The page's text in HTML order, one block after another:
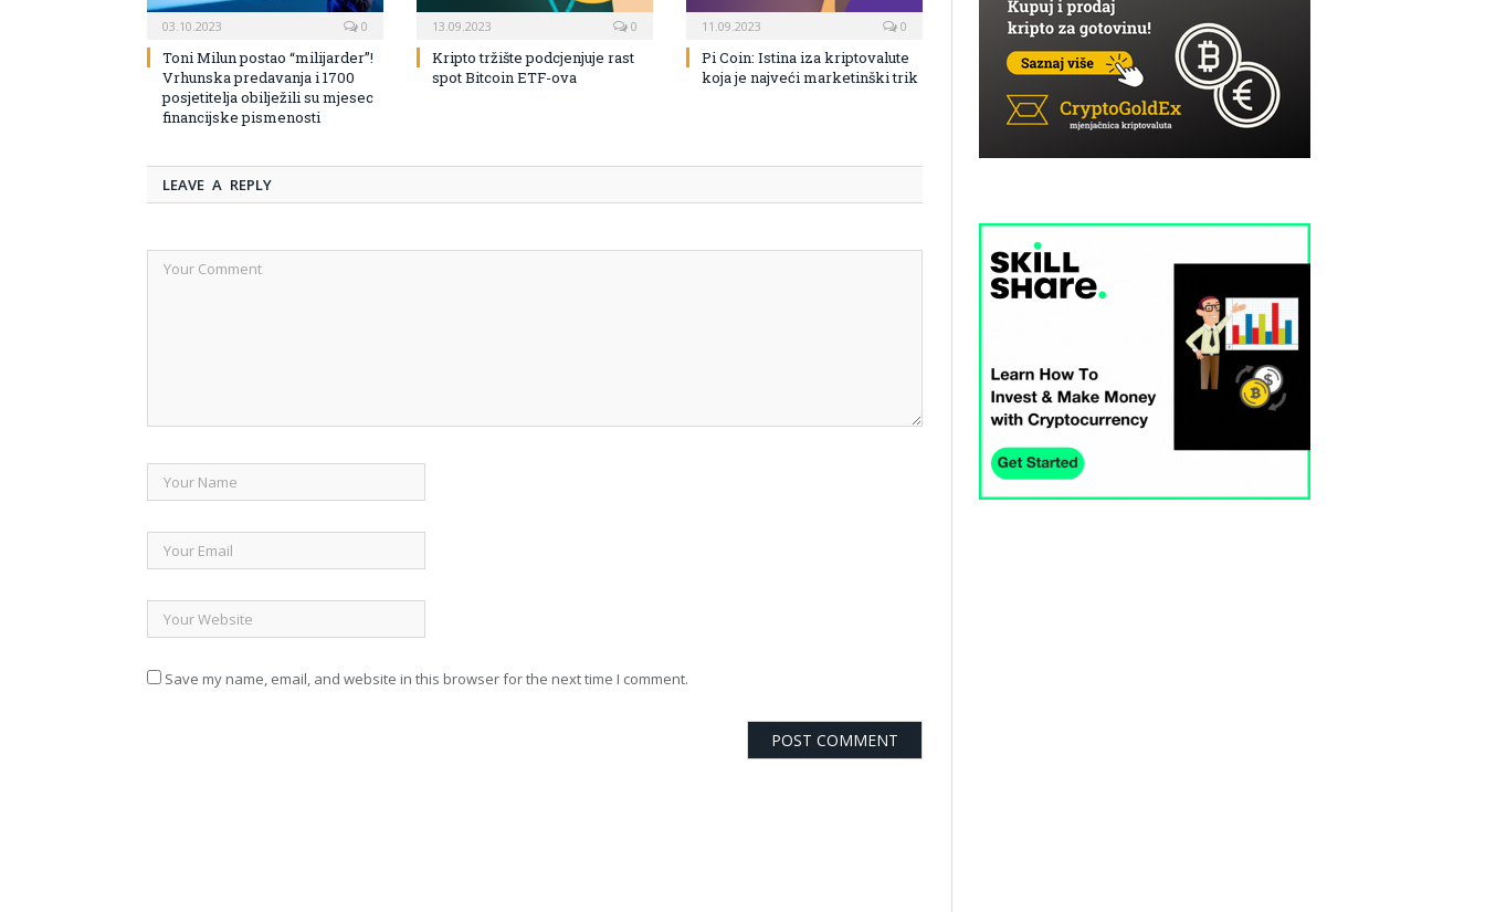
03.10.2023 0
Toni Milun postao “milijarder”!
Vrhunska predavanja i 1700
posjetitelja obilježili su mjesec
financijske pismenosti
13.09.2023 0
Kripto tržište podcjenjuje rast
spot Bitcoin ETF-ova
11.09.2023 0
Pi Coin: Istina iza kriptovalute
koja je najveći marketinški trik
LEAVE A REPLY
Save my name, email, and website in this browser for the next time I comment.